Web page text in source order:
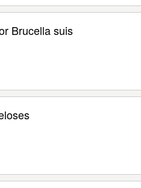
Brucella suis